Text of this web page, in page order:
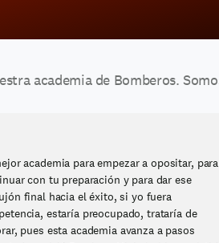
academia de Bomberos.
academia para empezar a opositar, para
con tu preparación y para dar ese
final hacia el éxito, si yo fuera
estaría preocupado, trataría de
pues esta academia avanza a pasos